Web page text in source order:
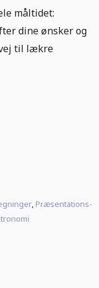
måltidet:
dine ønsker og
til lækre
, Præsentations-